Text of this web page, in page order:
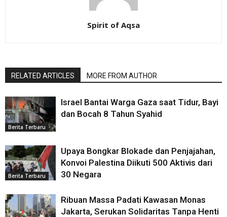
Spirit of Aqsa
RELATED ARTICLES MORE FROM AUTHOR
Berita Terbaru
Israel Bantai Warga Gaza saat Tidur, Bayi
dan Bocah 8 Tahun Syahid
Berita Terbaru
Upaya Bongkar Blokade dan Penjajahan,
Konvoi Palestina Diikuti 500 Aktivis dari
30 Negara
Ribuan Massa Padati Kawasan Monas
Jakarta, Serukan Solidaritas Tanpa Henti